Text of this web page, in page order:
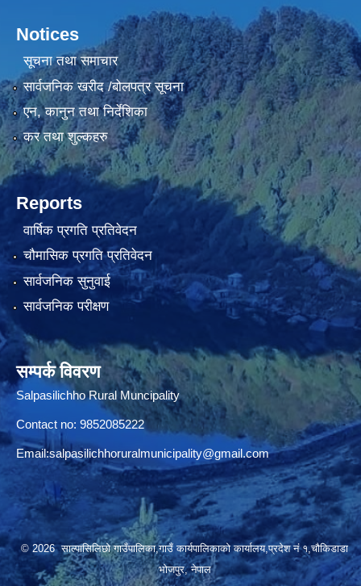
Notices
सूचना तथा समाचार
सार्वजनिक खरीद /बोलपत्र सूचना
एन, कानुन तथा निर्देशिका
कर तथा शुल्कहरु
Reports
वार्षिक प्रगति प्रतिवेदन
चौमासिक प्रगति प्रतिवेदन
सार्वजनिक सुनुवाई
सार्वजनिक परीक्षण
सम्पर्क विवरण
Salpasilichho Rural Muncipality
Contact no: 9852085222
Email:salpasilichhoruralmunicipality@gmail.com
© 2026 साल्पासिलिछो गाउँपालिका,गाउँ कार्यपालिकाको कार्यालय,प्रदेश नं १,चौकिडाडा
भोजपुर, नेपाल